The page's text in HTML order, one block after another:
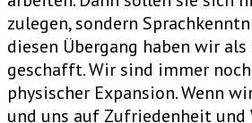
zulegen, sondern
diesen Übergang haben wir
geschafft. Wir sind immer
physischer Expansion. Wenn
und uns auf Zufriedenheit und